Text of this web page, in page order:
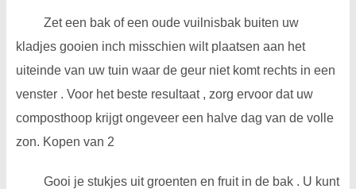
Zet een bak of een oude vuilnisbak buiten uw
kladjes gooien inch misschien wilt plaatsen aan het
uiteinde van uw tuin waar de geur niet komt rechts in een
venster . Voor het beste resultaat , zorg ervoor dat uw
composthoop krijgt ongeveer een halve dag van de volle
zon. Kopen van 2
Gooi je stukjes uit groenten en fruit in de bak . U kunt